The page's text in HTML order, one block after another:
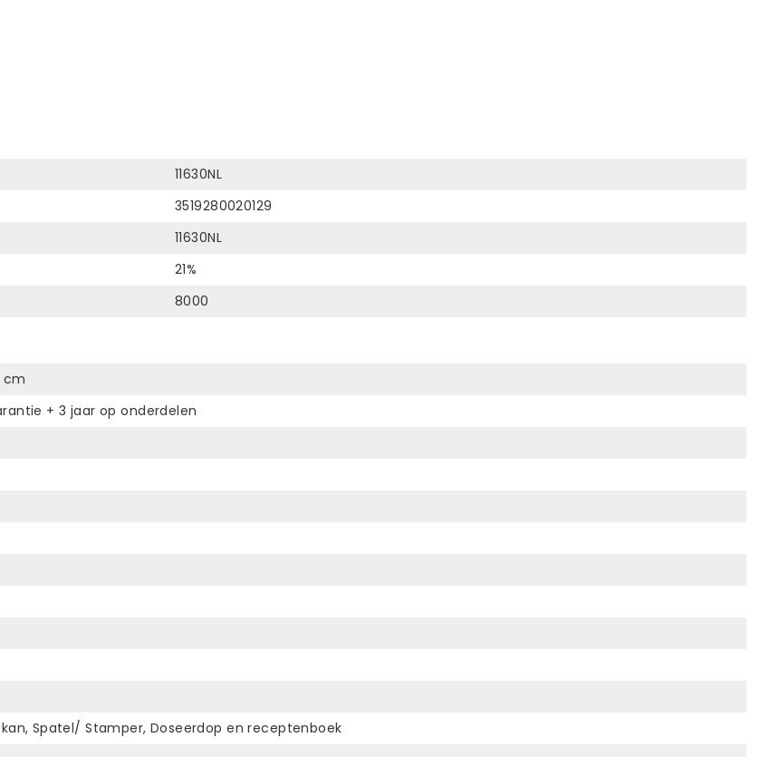
11630NL
3519280020129
11630NL
21%
8000
cm
+ 3 jaar op onderdelen
kan, Spatel/ Stamper, Doseerdop en receptenboek